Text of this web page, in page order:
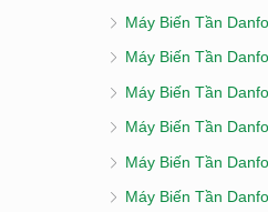
Máy Biến Tần
Máy Biến Tần
Máy Biến Tần
Máy Biến Tần
Máy Biến Tần
Máy Biến Tần